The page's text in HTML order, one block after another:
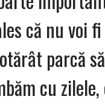
că nu voi
parcă
cu zilele,